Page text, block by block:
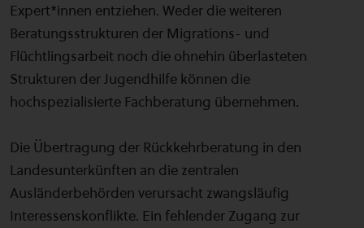
Expert*innen entziehen. Weder die weiteren
Beratungsstrukturen der Migrations- und
Flüchtlingsarbeit noch die ohnehin überlasteten
Strukturen der Jugendhilfe können die
hochspezialisierte Fachberatung übernehmen.
Die Übertragung der Rückkehrberatung in den
Landesunterkünften an die zentralen
Ausländerbehörden verursacht zwangsläufig
Interessenskonflikte. Ein fehlender Zugang zur